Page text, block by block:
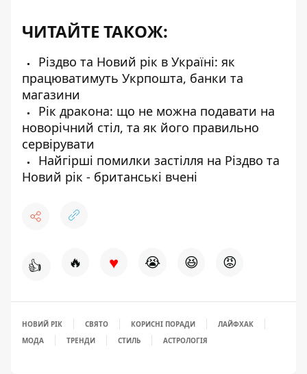
ЧИТАЙТЕ ТАКОЖ:
Різдво та Новий рік в Україні: як
працюватимуть Укрпошта, банки та
магазини
Рік дракона: що не можна подавати на
новорічний стіл, та як його правильно
сервірувати
Найгірші помилки застілля на Різдво та
Новий рік - британські вчені
👍 🔥 ♥ 😭 😆 😡
НОВИЙ РІК СВЯТО КОРИСНІ ПОРАДИ
ЛАЙФХАК
МОДА
ТРЕНДИ СТИЛЬ АСТРОЛОГІЯ